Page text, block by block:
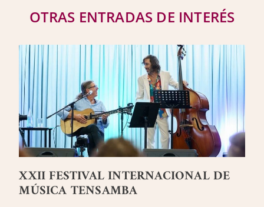
OTRAS ENTRADAS DE INTERÉS
XXII FESTIVAL INTERNACIONAL DE
MÚSICA TENSAMBA